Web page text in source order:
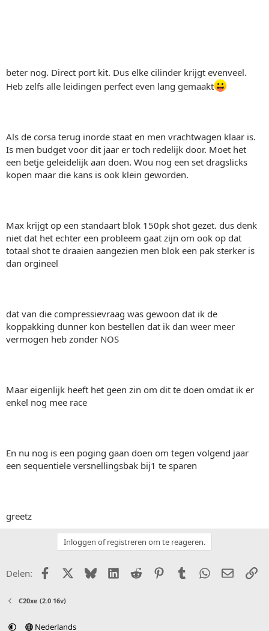
beter nog. Direct port kit. Dus elke cilinder krijgt evenveel.
Heb zelfs alle leidingen perfect even lang gemaakt
Als de corsa terug inorde staat en men vrachtwagen klaar is.
Is men budget voor dit jaar er toch redelijk door. Moet het
een betje geleidelijk aan doen. Wou nog een set dragslicks
kopen maar die kans is ook klein geworden.
Max krijgt op een standaart blok 150pk shot gezet. dus denk
niet dat het echter een probleem gaat zijn om ook op dat
totaal shot te draaien aangezien men blok een pak sterker is
dan orgineel
dat van die compressievraag was gewoon dat ik de
koppakking dunner kon bestellen dat ik dan weer meer
vermogen heb zonder NOS
Maar eigenlijk heeft het geen zin om dit te doen omdat ik er
enkel nog mee race
En nu nog is een poging gaan doen om tegen volgend jaar
een sequentiele versnellingsbak bij1 te sparen
greetz
Inloggen of registreren om te reageren.
Delen: FacebookX (Twitter)
BlueskyLinkedIn
Reddit PinterestTumblr WhatsApp
E-mail
C20xe (2.0 16v)
Nederlands